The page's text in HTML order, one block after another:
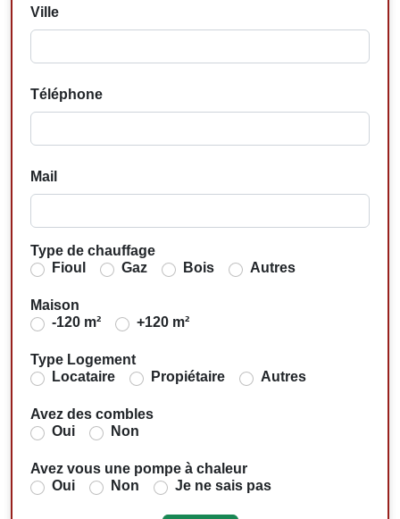
Ville
Téléphone
Mail
Type de chauffage
Fioul
Gaz Bois Autres
Maison
-120 m²
+120 m²
Type Logement
Locataire
Propiétaire Autres
Avez des combles
Oui
Non
Avez vous une pompe à chaleur
Oui
Non Je ne sais pas